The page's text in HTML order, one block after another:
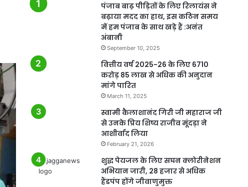
पंजाब बाढ़ पीड़ितों के लिए रिलायंस ने
बढ़ाया मदद का हाथ, इस कठिन समय
में हम पंजाब के साथ खड़े हैं :अनंत
अंबानी
September 10, 2025
वित्तीय वर्ष 2025-26 के लिए 6710
करोड़ 85 लाख से अधिक की अनुदान
मांगे पारित
March 11, 2025
स्वामी कैलाशानंद गिरी जी महाराज जी
से उनके प्रिय शिष्य राजीव मूंदड़ा ने
आशीर्वाद लिया
February 21, 2026
शुद्ध पेयजल के लिए सघन क्लोरीनेशन
अभियान जारी, 28 हजार से अधिक
हैंडपंप होंगे जीवाणुमुक्त